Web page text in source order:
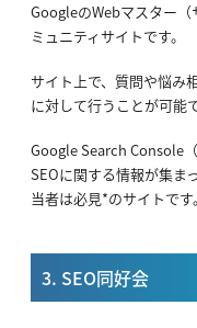
GoogleのWebマスター
ミュニティサイトです。
サイト上で、質問や悩み
に対して行うことが可能で
Google Search Console
SEOに関する情報が集ま
当者は必見*のサイトです。
3. SEO同好会